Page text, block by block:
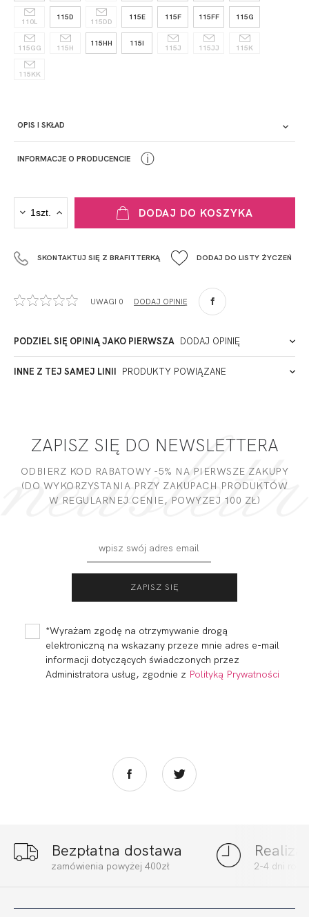
110L
115D
115DD
115E 115F 115FF 115G
115GG 115H
115HH 115I
115J 115JJ 115K
115KK
OPIS I SKŁAD
INFORMACJE O PRODUCENCIE
Fashiontex Group Sp.z o.o. Spółka komandytowa
+48 42 719 43 15
90-057
Polska
ADRES PUNKTU KONTAKTOWEGO
ⓘ
DODAJ DO KOSZYKA
SKONTAKTUJ SIĘ Z BRAFITTERKĄ DODAJ DO LISTY ŻYCZEŃ
UWAGI 0 DODAJ OPINIĘ
PODZIEL SIĘ OPINIĄ JAKO PIERWSZA DODAJ OPINIĘ
Miałeś już kontakt z naszym produktem? Zostaw opinię
INNE Z TEJ SAMEJ LINII PRODUKTY POWIĄZANE
406,00 zł 242,00 zł
FORTUNA
BALCONETTE
FORTUNA
ZAPISZ SIĘ DO NEWSLETTERA
ODBIERZ KOD RABATOWY -5% NA PIERWSZE ZAKUPY
(DO WYKORZYSTANIA PRZY ZAKUPACH PRODUKTÓW
W REGULARNEJ CENIE, POWYZEJ 100 ZŁ)
*Wyrażam zgodę na otrzymywanie drogą
elektroniczną na wskazany przeze mnie adres e-mail
informacji dotyczących świadczonych przez
Administratora usług, zgodnie z Polityką Prywatności
Bezpłatna dostawa
zamówienia powyżej 400zł 2-4 dni